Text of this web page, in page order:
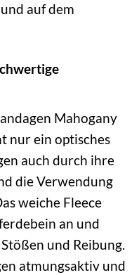
auf dem
Mahogany
nur ein optisches
auch durch ihre
die Verwendung
weiche Fleece
an und
und Reibung.
atmungsaktiv und